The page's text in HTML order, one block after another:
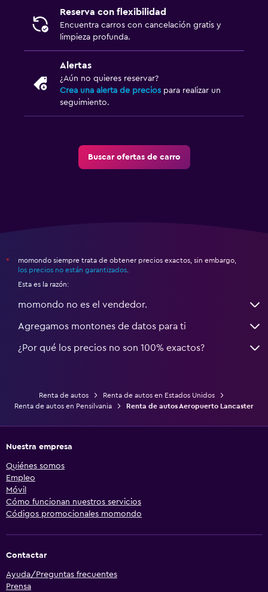
Reserva con flexibilidad
Encuentra carros con cancelación gratis y
limpieza profunda.
Alertas
¿Aún no quieres reservar?
Crea una alerta de precios para realizar un
seguimiento.
Buscar ofertas de carro
*
momondo siempre trata de obtener precios exactos, sin embargo,
los precios no están garantizados.
Esta es la razón:
momondo no es el vendedor.
Agregamos montones de datos para ti
¿Por qué los precios no son 100% exactos?
Renta de autos
Renta de autos en Estados Unidos
Renta de autos en Pensilvania
Renta de autos Aeropuerto Lancaster
Nuestra empresa
Quiénes somos
Empleo
Móvil
Cómo funcionan nuestros servicios
Códigos promocionales momondo
Contactar
Ayuda/Preguntas frecuentes
Prensa